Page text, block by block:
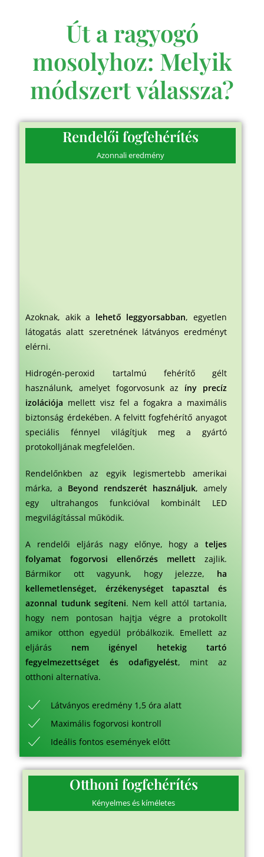
Út a ragyogó
mosolyhoz: Melyik
módszert válassza?
Rendelői fogfehérítés
Azonnali eredmény
Azoknak, akik a lehető leggyorsabban, egyetlen
látogatás alatt szeretnének látványos eredményt
elérni.
Hidrogén-peroxid tartalmú fehérítő gélt
használunk, amelyet fogorvosunk az íny precíz
izolációja mellett visz fel a fogakra a maximális
biztonság érdekében. A felvitt fogfehérítő anyagot
speciális fénnyel világítjuk meg a gyártó
protokolljának megfelelően.
Rendelőnkben az egyik legismertebb amerikai
márka, a Beyond rendszerét használjuk, amely
egy ultrahangos funkcióval kombinált LED
megvilágítással működik.
A rendelői eljárás nagy előnye, hogy a teljes
folyamat fogorvosi ellenőrzés mellettzajlik.
Bármikor ott vagyunk, hogy jelezze, ha
kellemetlenséget, érzékenységet tapasztal és
azonnal tudunk segíteni. Nem kell attól tartania,
hogy nem pontosan hajtja végre a protokollt
amikor otthon egyedül próbálkozik. Emellett az
eljárás nem igényel hetekig tartó
fegyelmezettséget és odafigyelést, mint az
otthoni alternatíva.
Látványos eredmény 1,5 óra alatt
Maximális fogorvosi kontroll
Ideális fontos események előtt
Otthoni fogfehérítés
Kényelmes és kíméletes